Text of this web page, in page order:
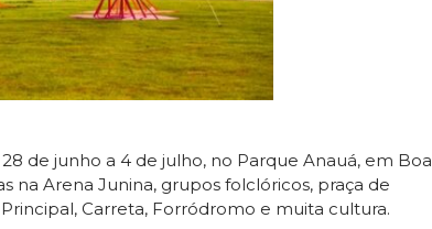
de junho a 4 de julho, no Parque Anauá, em Boa
na Arena Junina, grupos folclóricos, praça de
Carreta, Forródromo e muita cultura.